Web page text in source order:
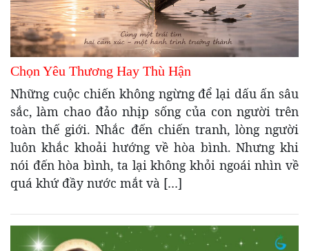
Chọn Yêu Thương Hay Thù Hận
Những cuộc chiến không ngừng để lại dấu ấn sâu
sắc, làm chao đảo nhịp sống của con người trên
toàn thế giới. Nhắc đến chiến tranh, lòng người
luôn khắc khoải hướng về hòa bình. Nhưng khi
nói đến hòa bình, ta lại không khỏi ngoái nhìn về
quá khứ đầy nước mắt và […]